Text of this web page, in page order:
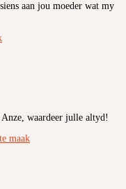
aan jou moeder wat my
waardeer julle altyd!
maak